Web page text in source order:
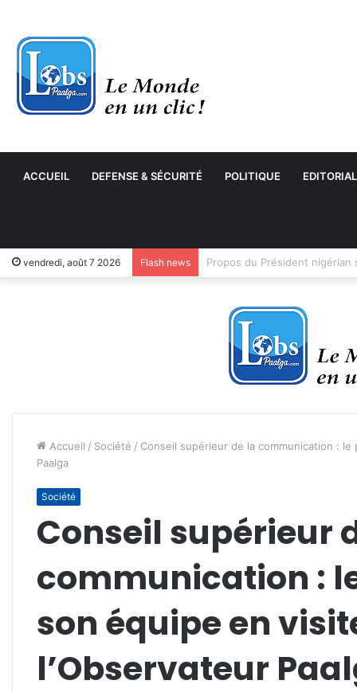
ACCUEIL DEFENSE & SÉCURITÉ POLITIQUE EDITORIAL
vendredi, août 7 2026 Flash news
Accueil / Société / Conseil supérieur de la communication :
Paalga
Société
Conseil supérieur
communication :
son équipe en
l’Observateur